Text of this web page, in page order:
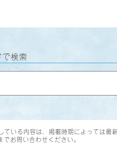
検索
いる内容は、掲載時期によっては最
お問い合わせください。